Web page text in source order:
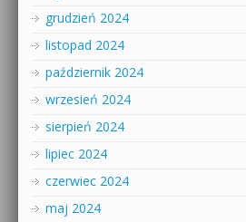
grudzień 2024
listopad 2024
październik 2024
wrzesień 2024
sierpień 2024
lipiec 2024
czerwiec 2024
maj 2024